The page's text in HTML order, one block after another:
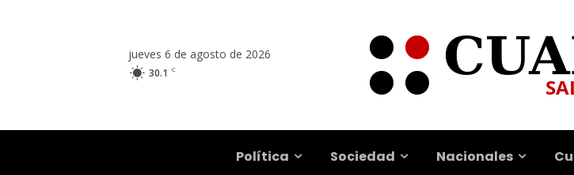
jueves 6 de agosto de 2026
30.1 C
Política Sociedad Nacionales